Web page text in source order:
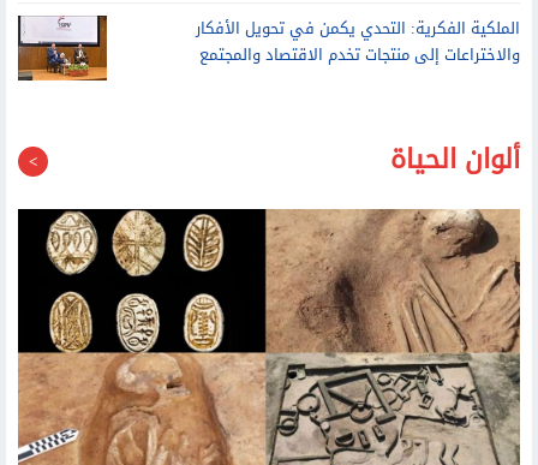
ياسر حجازي: الجامعة الألمانية بالقاهرة لا تقدم للمتفوقين
منحة دراسية فحسب بل تتبنى معهم رحلة نحو التميز
والريادة العالمية
والاختراعات إلى منتجات تخدم الاقتصاد والمجتمع
ألوان الحياة